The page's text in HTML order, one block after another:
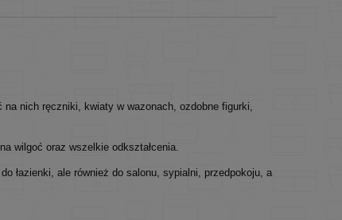
nich ręczniki, kwiaty w wazonach, ozdobne figurki,
wilgoć oraz wszelkie odkształcenia.
łazienki, ale również do salonu, sypialni, przedpokoju, a